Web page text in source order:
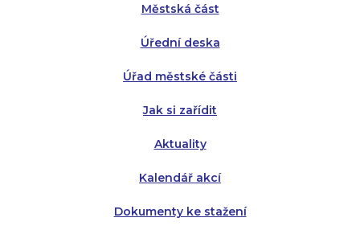
Městská část
Úřední deska
Úřad městské části
Jak si zařídit
Aktuality
Kalendář akcí
Dokumenty ke stažení
Čtvrtek:
Pátek:
Čtvrtek: